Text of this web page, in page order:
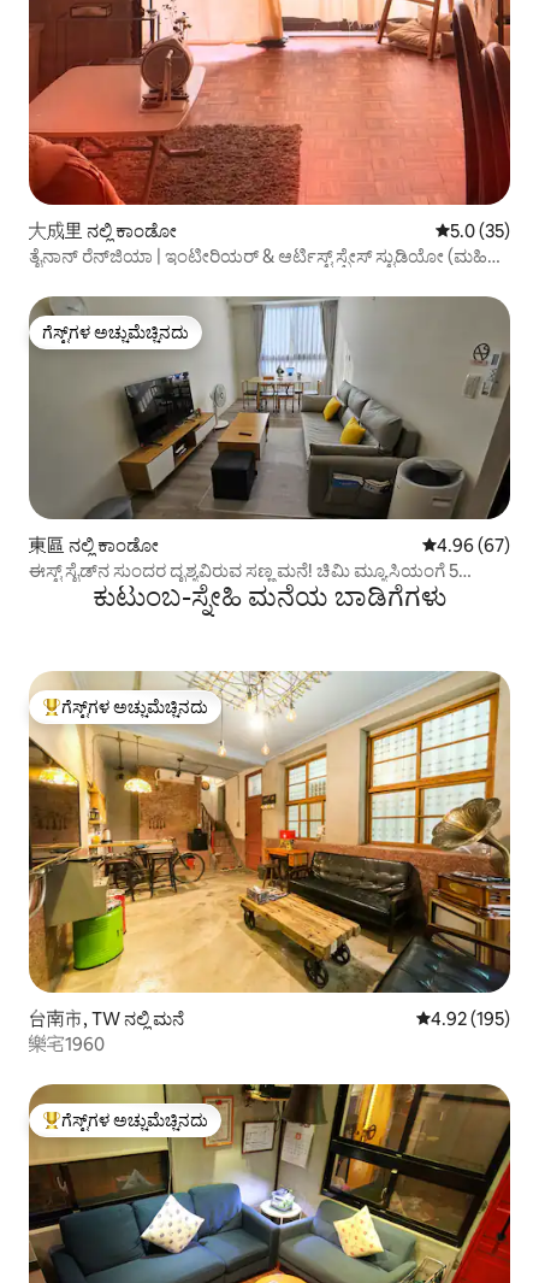
大成里 ನಲ್ಲಿ ಕಾಂಡೋ 5 ರಲ್ಲಿ 5.0
5.0 (35)
ತೈನಾನ್ ರೆನ್‌ಜಿಯಾ | ಇಂಟೀರಿಯರ್ & ಆರ್ಟಿಸ್ಟ್ ಸ್ಪೇಸ್ ಸ್ಟುಡಿಯೋ (ಮಹಿಳಾ
ಗೆಸ್ಟ್‌ಗಳ ಅಚ್ಚುಮೆಚ್ಚಿನದು
ಗೆಸ್ಟ್‌ಗಳ ಅಚ್ಚುಮೆಚ್ಚಿನದು
東區 ನಲ್ಲಿ ಕಾಂಡೋ 5 ರಲ್ಲಿ 4.96
4.96 (67)
ಈಸ್ಟ್‌ ಸೈಡ್‌ನ ಸುಂದರ ದೃಶ್ಯವಿರುವ ಸಣ್ಣ ಮನೆ! ಚಿಮಿ ಮ್ಯೂಸಿಯಂಗೆ 5
ನಿಮಿಷಗಳು, ಎಲೆಕ್ಟ್ರಿಕ್ ಕಾರ್ ಚಾರ್ಜಿಂಗ್ ಪಾರ್ಕಿಂಗ್, ಹೀಟಿಂಗ್, 2
ಬೆಡ್‌ರೂಮ್‌ಗಳು 1 ಸೋಫಾ ಬೆಡ್ 2 ಬಾತ್ರೂಮ್‌ಗಳು 1 ಅಡುಗೆಮನೆ.
ಕುಟುಂಬ-ಸ್ನೇಹಿ ಮನೆಯ ಬಾಡಿಗೆಗಳು
ಗೆಸ್ಟ್‌ಗಳಿಗೆ ಅತಿ ಹೆಚ್ಚು ಅಚ್ಚುಮೆಚ್ಚಿನದು
ಗೆಸ್ಟ್‌ಗಳ ಅಚ್ಚುಮೆಚ್ಚಿನದು
台南市, TW ನಲ್ಲಿ ಮನೆ 5 ರಲ್ಲಿ 4.92
4.92 (195)
樂宅1960
ಗೆಸ್ಟ್‌ಗಳಿಗೆ ಅತಿ ಹೆಚ್ಚು ಅಚ್ಚುಮೆಚ್ಚಿನದು
ಗೆಸ್ಟ್‌ಗಳ ಅಚ್ಚುಮೆಚ್ಚಿನದು